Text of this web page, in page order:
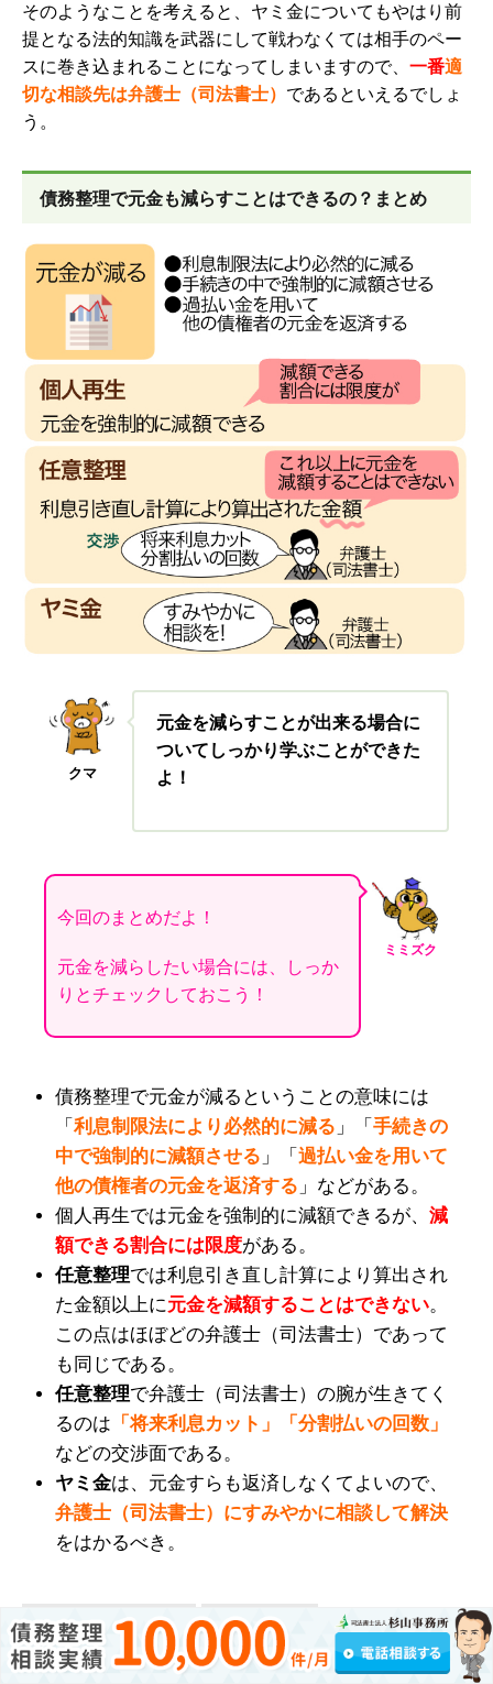
そのようなことを考えると、 ヤミ金についてもやはり前
提となる法的知識を武器にして戦わなくては相手のペー
スに巻き込まれることになってしまいますので、 一番適
切な相談先は弁護士（司法書士） であるといえるでしょ
う。
債務整理で元金も減らすことはできるの？まとめ
クマ
元金を減らすことが出来る場合に
ついてしっかり学ぶことができた
よ！
ミミズク
今回のまとめだよ！
元金を減らしたい場合には、しっか
りとチェックしておこう！
債務整理で元金が減るということの意味には
「 利息制限法により必然的に減る 」「 手続きの
中で強制的に減額させる 」「 過払い金を用いて
他の債権者の元金を返済する 」などがある。
個人再生では元金を強制的に減額できるが、 減
額できる割合には限度がある。
任意整理では利息引き直し計算により算出され
た金額以上に元金を減額することはできない。
この点はほぼどの弁護士（司法書士）であって
も同じである。
任意整理で弁護士（司法書士）の腕が生きてく
るのは 「将来利息カット」「分割払いの回数」
などの交渉面である。
ヤミ金は、元金すらも返済しなくてよいので、
弁護士（司法書士）にすみやかに相談して解決
をはかるべき。
この記事を書いた人 最新の記事